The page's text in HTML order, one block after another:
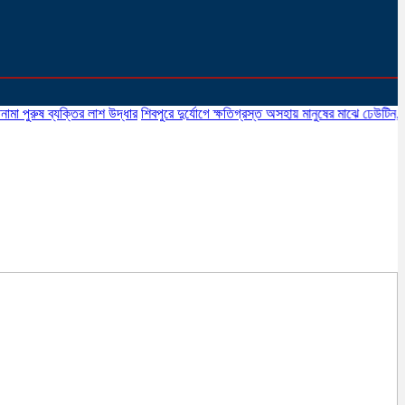
ব্যক্তির লাশ উদ্ধার শিবপুরে দুর্যোগে ক্ষতিগ্রস্ত অসহায় মানুষের মাঝে ঢেউটিন,